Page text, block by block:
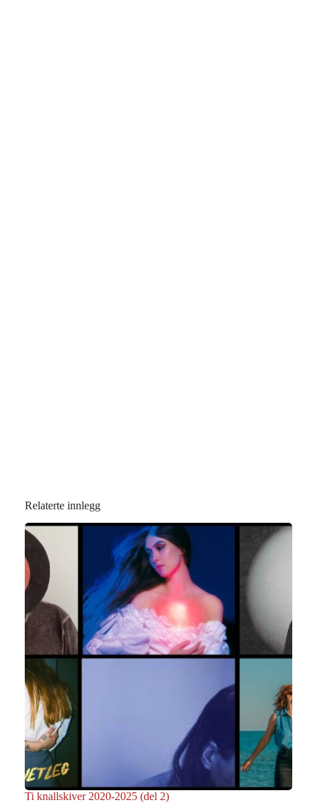
Relaterte innlegg
Ti knallskiver 2020-2025 (del 2)